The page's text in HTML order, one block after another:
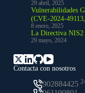
Contacta con nosotros
902884425
29 abril, 2025
Vulnerabilidades
(CVE-2024-
8 enero, 2025
La Directiva NIS2
29 mayo, 2024